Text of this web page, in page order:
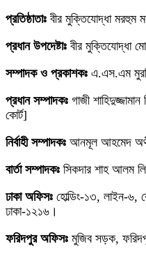
প্রতিষ্ঠাতাঃ বীর মুক্তিযোদ্ধা মরহুম
প্রধান উপদেষ্টাঃ বীর মুক্তিযোদ্ধা
সম্পাদক ও প্রকাশকঃ এ.এস.এম
প্রধান সম্পাদকঃ গাজী
কোর্ট]
নির্বাহী সম্পাদকঃ আনমূল আহমেদ
বার্তা সম্পাদকঃ সিকদার শাহ আলম
ঢাকা অফিসঃ হোল্ডিং-১৩, লাইন-৬,
ঢাকা-১২১৬।
ফরিদপুর অফিসঃ মুজিব সড়ক,